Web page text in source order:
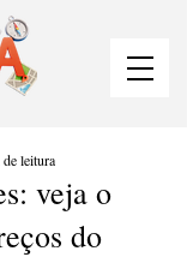
veja o
do
de leitura